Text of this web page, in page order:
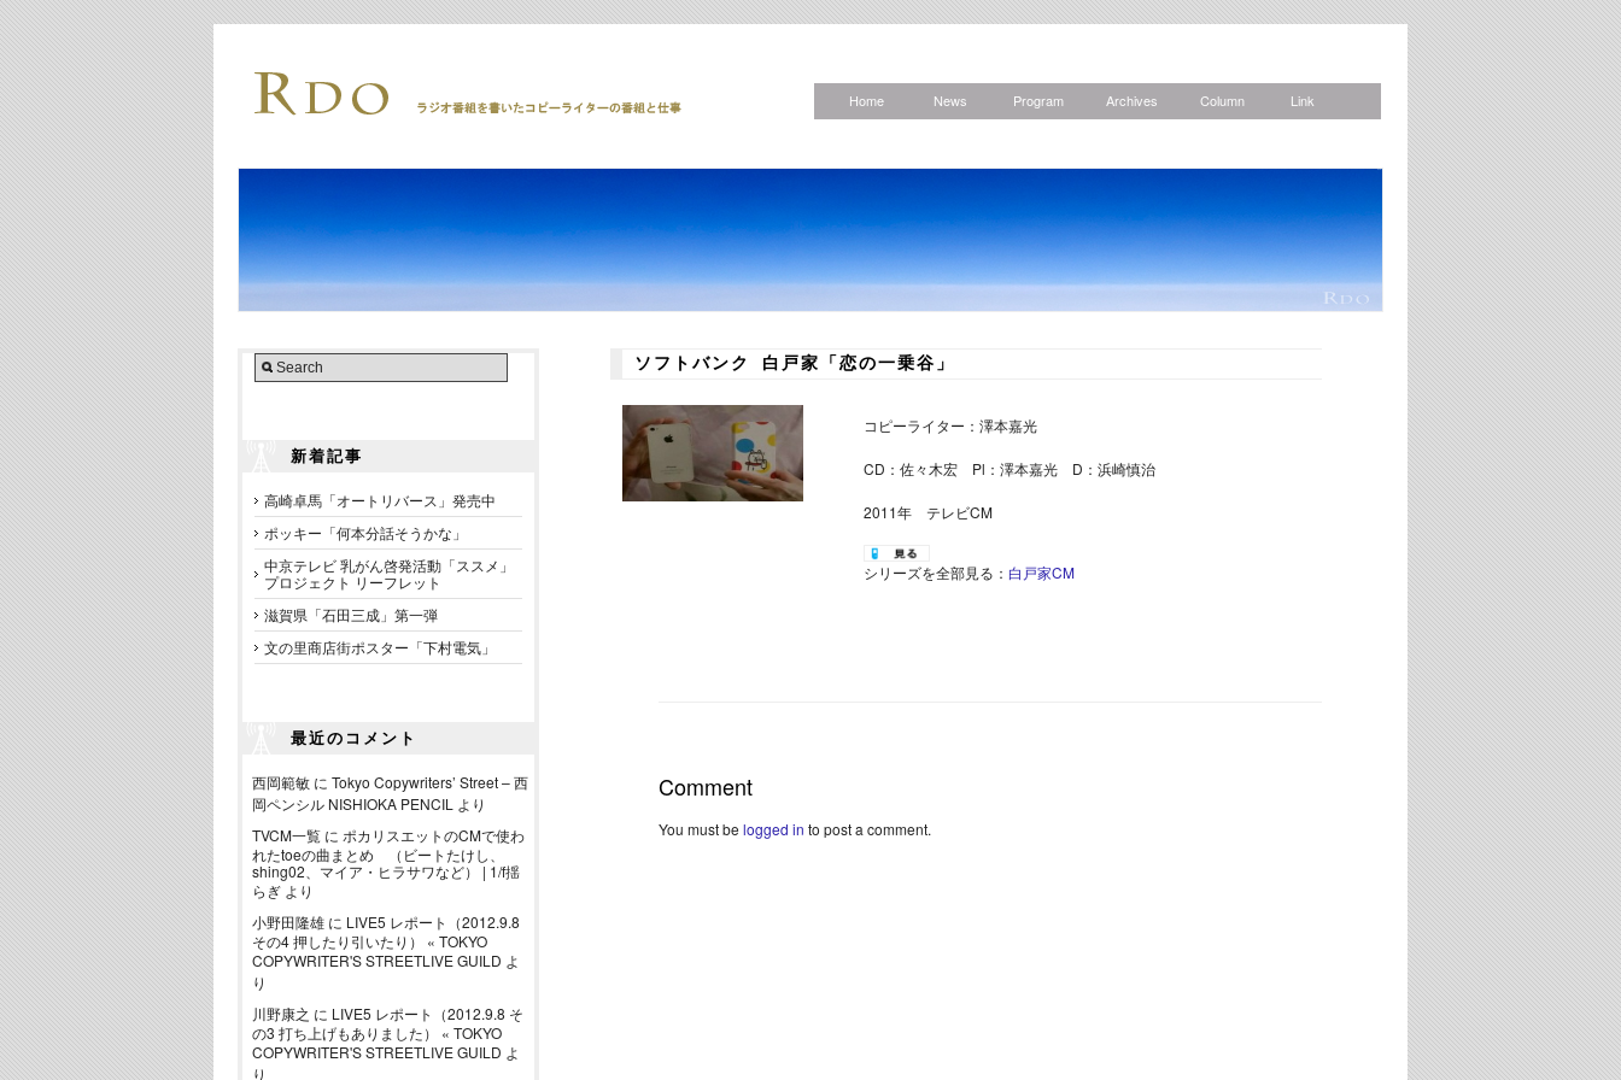
Home News Program Archives Column Link
新着記事
高崎卓馬「オートリバース」発売中
ポッキー「何本分話そうかな」
中京テレビ 乳がん啓発活動「ススメ」
プロジェクト リーフレット
滋賀県「石田三成」第一弾
文の里商店街ポスター「下村電気」
最近のコメント
西岡範敏 に Tokyo Copywriters’ Street – 西
岡ペンシル NISHIOKA PENCIL より
TVCM一覧 に ポカリスエットのCMで使わ
れたtoeの曲まとめ （ビートたけし、
shing02、マイア・ヒラサワなど） | 1/f揺
らぎ より
小野田隆雄 に LIVE5 レポート（2012.9.8
その4 押したり引いたり） « TOKYO
COPYWRITER'S STREETLIVE GUILD よ
り
川野康之 に LIVE5 レポート（2012.9.8 そ
の3 打ち上げもありました） « TOKYO
COPYWRITER'S STREETLIVE GUILD よ
り
ソフトバンク 白戸家「恋の一乗谷」
コピーライター：澤本嘉光
CD：佐々木宏 Pl：澤本嘉光 D：浜崎慎治
2011年 テレビCM
シリーズを全部見る： 白戸家CM
Comment
You must be logged in to post a comment.